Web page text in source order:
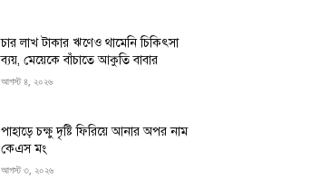
চার লাখ টাকার ঋণেও থামেনি চিকিৎসা
ব্যয়, মেয়েকে বাঁচাতে আকুতি বাবার
আগস্ট ৪, ২০২৬
পাহাড়ে চক্ষু দৃষ্টি ফিরিয়ে আনার অপর নাম
কেএস মং
আগস্ট ৩, ২০২৬